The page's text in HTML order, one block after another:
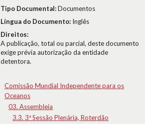
Tipo Documental:Documentos
Língua do Documento: Inglês
Direitos:
A publicação, total ou parcial, deste documento
exige prévia autorização da entidade
detentora.
Comissão Mundial Independente para os
Oceanos
03. Assembleia
3.3. 3ª Sessão Plenária, Roterdão